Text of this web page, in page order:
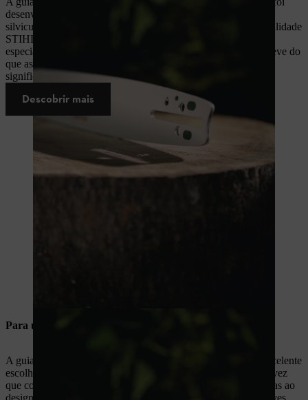
desenvolvida especialmente para profissionais da agricultura e
silvicultura. Oferece a máxima fiabilidade e a comprovada qualidade
STIHL. Graças a apenas quatro rebites e placas interiores
especialmente moldadas, a
é até 22% mais leve do
que as
significativamente mais fácil e uma utilização mais versátil.
Descobrir mais
Para utilizadores particulares
A guia
é uma excelente
escolha para utilizadores particulares e para agricultores, uma vez
que combina construção leve, durabilidade e fiabilidade. Graças ao
design mais fino com quatro rebites e placas interiores mais leves,